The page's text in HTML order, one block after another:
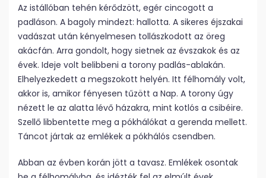
Az istállóban tehén kérődzött, egér cincogott a
padláson. A bagoly mindezt: hallotta. A sikeres éjszakai
vadászat után kényelmesen tollászkodott az öreg
akácfán. Arra gondolt, hogy sietnek az évszakok és az
évek. Ideje volt belibbeni a torony padlás-ablakán.
Elhelyezkedett a megszokott helyén. Itt félhomály volt,
akkor is, amikor fényesen tűzött a Nap. A torony úgy
nézett le az alatta lévő házakra, mint kotlós a csibéire.
Szellő libbentette meg a pókhálókat a gerenda mellett.
Táncot jártak az emlékek a pókhálós csendben.
Abban az évben korán jött a tavasz. Emlékek osontak